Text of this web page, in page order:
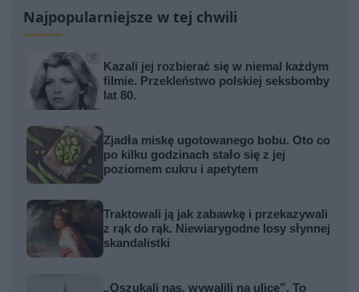
Najpopularniejsze w tej chwili
Kazali jej rozbierać się w niemal każdym
filmie. Przekleństwo polskiej seksbomby
lat 80.
Zjadła miskę ugotowanego bobu. Oto co
po kilku godzinach stało się z jej
poziomem cukru i apetytem
Traktowali ją jak zabawkę i przekazywali
z rąk do rąk. Niewiarygodne losy słynnej
skandalistki
„Oszukali nas, wywalili na ulicę”. To